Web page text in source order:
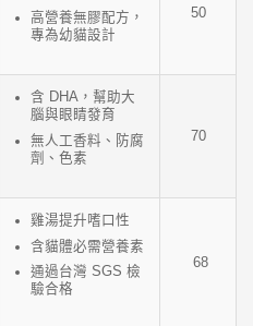
高營養無膠配方，
專為幼貓設計
50
含 DHA，幫助大
腦與眼睛發育
無人工香料、防腐
劑、色素
70
雞湯提升嗜口性
含貓體必需營養素
通過台灣 SGS 檢
驗合格
68